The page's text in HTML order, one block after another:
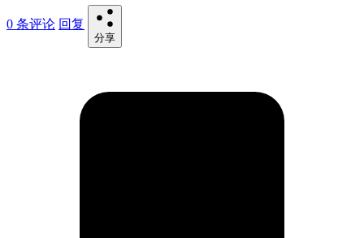
0 条评论 回复
分享